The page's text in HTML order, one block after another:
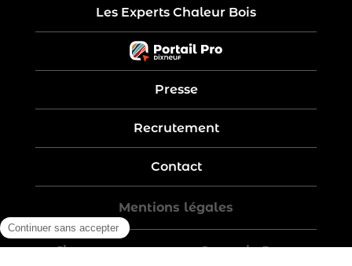
Les Experts Chaleur Bois
Presse
Recrutement
Contact
Mentions légales
Five-year warranty – Garantie 5 ans